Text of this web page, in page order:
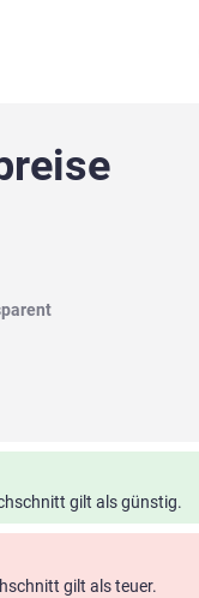
gilt als günstig.
gilt als teuer.